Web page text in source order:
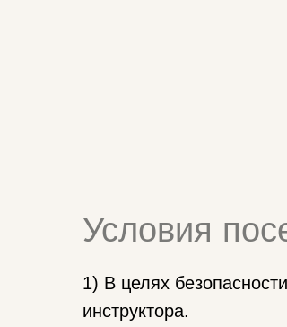
Условия
1) В целях
инструктора.